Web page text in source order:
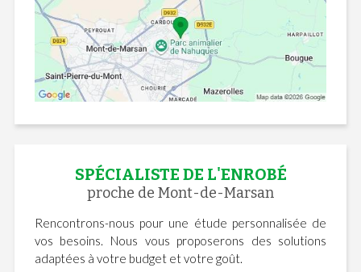
SPÉCIALISTE DE L'ENROBÉ
proche de Mont-de-Marsan
Rencontrons-nous pour une étude personnalisée de
vos besoins. Nous vous proposerons des solutions
adaptées à votre budget et votre goût.